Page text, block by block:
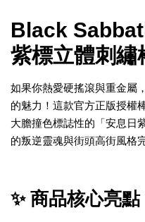
Black
紫標立體刺繡
如果你熱愛硬搖滾與重金屬
的魅力！這款官方正版授權
大膽撞色標誌性的「安息日
的叛逆靈魂與街頭高街風格
✨ 商品核心亮點